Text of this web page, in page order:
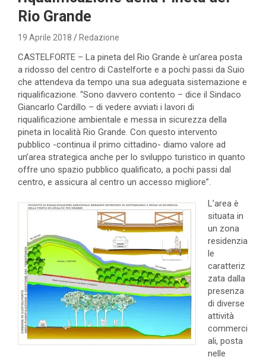
Rio Grande
19 Aprile 2018 Redazione
CASTELFORTE – La pineta del Rio Grande è un’area posta
a ridosso del centro di Castelforte e a pochi passi da Suio
che attendeva da tempo una sua adeguata sistemazione e
riqualificazione. “Sono davvero contento – dice il Sindaco
Giancarlo Cardillo – di vedere avviati i lavori di
riqualificazione ambientale e messa in sicurezza della
pineta in località Rio Grande. Con questo intervento
pubblico -continua il primo cittadino- diamo valore ad
un’area strategica anche per lo sviluppo turistico in quanto
offre uno spazio pubblico qualificato, a pochi passi dal
centro, e assicura al centro un accesso migliore”.
L’area è
situata in
un zona
residenzia
le
caratteriz
zata dalla
presenza
di diverse
attività
commerci
ali, posta
nelle